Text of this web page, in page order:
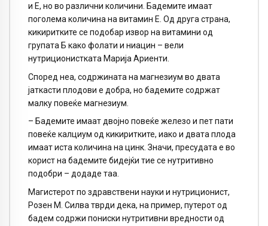
и Е, но во различни количини. Бадемите имаат
поголема количина на витамин Е. Од друга страна,
кикиритките се подобар извор на витамини од
групата Б како фолати и ниацин – вели
нутриционистката Марија Ариенти.
Според неа, содржината на магнезиум во двата
јаткасти плодови е добра, но бадемите содржат
малку повеќе магнезиум.
– Бадемите имаат двојно повеќе железо и пет пати
повеќе калциум од кикиритките, иако и двата плода
имаат иста количина на цинк. Значи, пресудата е во
корист на бадемите бидејќи тие се нутритивно
подобри – додаде таа.
Магистерот по здравствени науки и нутриционист,
Розен М. Силва тврди дека, на пример, путерот од
бадем содржи пониски нутритивни вредности од